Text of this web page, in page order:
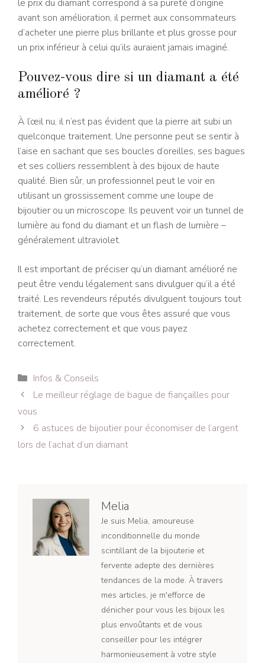
le prix du diamant correspond à sa pureté d’origine
avant son amélioration, il permet aux consommateurs
d’acheter une pierre plus brillante et plus grosse pour
un prix inférieur à celui qu’ils auraient jamais imaginé.
Pouvez-vous dire si un diamant a été
amélioré ?
À l’œil nu, il n’est pas évident que la pierre ait subi un
quelconque traitement. Une personne peut se sentir à
l’aise en sachant que ses boucles d’oreilles, ses bagues
et ses colliers ressemblent à des bijoux de haute
qualité. Bien sûr, un professionnel peut le voir en
utilisant un grossissement comme une loupe de
bijoutier ou un microscope. Ils peuvent voir un tunnel de
lumière au fond du diamant et un flash de lumière –
généralement ultraviolet.
Il est important de préciser qu’un diamant amélioré ne
peut être vendu légalement sans divulguer qu’il a été
traité. Les revendeurs réputés divulguent toujours tout
traitement, de sorte que vous êtes assuré que vous
achetez correctement et que vous payez
correctement.
Catégories
Infos & Conseils
Navigation
des
articles
Le meilleur réglage de bague de fiançailles pour
vous
6 astuces de bijoutier pour économiser de l’argent
lors de l’achat d’un diamant
Melia
Je suis Melia, amoureuse
inconditionnelle du monde
scintillant de la bijouterie et
fervente adepte des dernières
tendances de la mode. À travers
mes articles, je m'efforce de
dénicher pour vous les bijoux les
plus envoûtants et de vous
conseiller pour les intégrer
harmonieusement à votre style